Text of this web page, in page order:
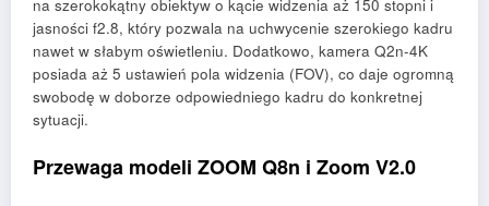
na szerokokątny obiektyw o kącie widzenia aż 150 stopni i
jasności f2.8, który pozwala na uchwycenie szerokiego kadru
nawet w słabym oświetleniu. Dodatkowo, kamera Q2n-4K
posiada aż 5 ustawień pola widzenia (FOV), co daje ogromną
swobodę w doborze odpowiedniego kadru do konkretnej
sytuacji.
Przewaga modeli ZOOM Q8n i Zoom V2.0